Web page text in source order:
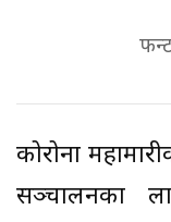
कोरोना
सञ्चालनका